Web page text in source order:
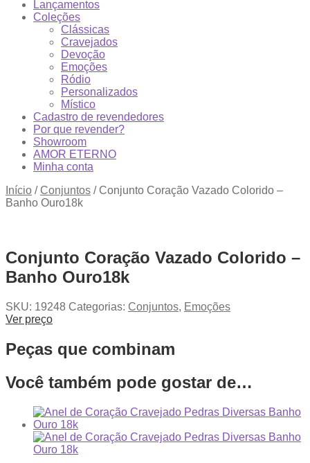
Lançamentos
Coleções
Clássicas
Cravejados
Devoção
Emoções
Ródio
Personalizados
Místico
Cadastro de revendedores
Por que revender?
Showroom
AMOR ETERNO
Minha conta
Início / Conjuntos / Conjunto Coração Vazado Colorido –
Banho Ouro18k
Conjunto Coração Vazado Colorido –
Banho Ouro18k
SKU: 19248 Categorias: Conjuntos, Emoções
Ver preço
Peças que combinam
Você também pode gostar de…